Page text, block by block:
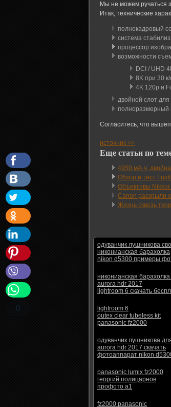
Мы не можем ручаться
Итак, технические
полнокадровый
система
процессор
возможности
DCI / UHD
8K при 30 к/
4K 120p и
двойной слот
полноразмерный
Согласитесь, что
источник >>
0
Еще статьи по
4950 мА·ч,
Обзор и тест
Объективы Nikkor
Canon раскрыли
Жизнь сквозь
одуванчик лушникова
никонианская барахолка
nikon d5300 примеры
никонианская
aurora hdr 2017
lightroom 6 скачать
lightroom 6
outex clear tubeless kit
panasonic fz2000
одуванчик лушникова
aurora hdr 2017 скачать
фотоаппарат nikon
panasonic lumix fz2000
георгий полицарнов
профото а1
fz2000 panasonic